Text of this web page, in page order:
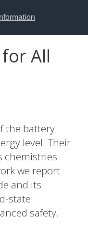
All
the battery
level. Their
chemistries
we report
and its
state
safety.